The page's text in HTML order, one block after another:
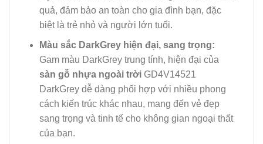
quả, đảm bảo an toàn cho gia đình bạn, đặc
biệt là trẻ nhỏ và người lớn tuổi.
Màu sắc DarkGrey hiện đại, sang trọng:
Gam màu DarkGrey trung tính, hiện đại của
sàn gỗ nhựa ngoài trờiGD4V14521
DarkGrey dễ dàng phối hợp với nhiều phong
cách kiến trúc khác nhau, mang đến vẻ đẹp
sang trọng và tinh tế cho không gian ngoại thất
của bạn.